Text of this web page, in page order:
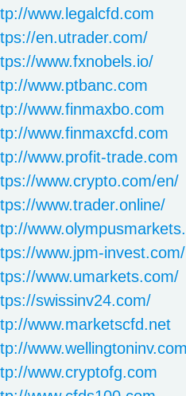
www.legalcfd.com
en.utrader.com/
www.fxnobels.io/
www.ptbanc.com
www.finmaxbo.com
www.finmaxcfd.com
www.profit-trade.com
www.crypto.com/en/
www.trader.online/
www.jpm-
www.umarkets.com/
swissinv24.com/
www.marketscfd.net
www.cryptofg.com